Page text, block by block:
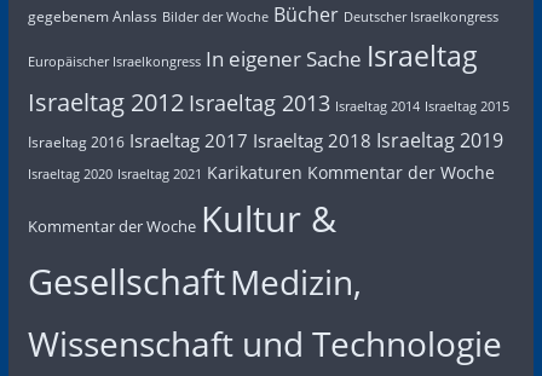
gegebenem Anlass Bilder der Woche Bücher Deutscher Israelkongress
Europäischer Israelkongress In eigener Sache Israeltag
Israeltag 2012 Israeltag 2013 Israeltag 2014 Israeltag 2015
Israeltag 2016 Israeltag 2017 Israeltag 2018 Israeltag 2019
Israeltag 2020 Israeltag 2021 Karikaturen Kommentar der Woche
Kommentar der Woche Kultur &
GesellschaftMedizin,
Wissenschaft und Technologie